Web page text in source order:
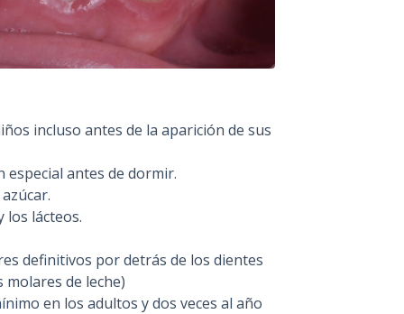
incluso antes de la aparición de sus
especial antes de dormir.
los lácteos.
definitivos por detrás de los dientes
molares de leche)
en los adultos y dos veces al año